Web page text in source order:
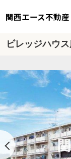
関西エース不動産
ビレッジハウ